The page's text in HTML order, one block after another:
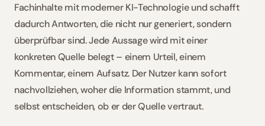
Fachinhalte mit moderner KI-Technologie und schafft
dadurch Antworten, die nicht nur generiert, sondern
überprüfbar sind. Jede Aussage wird mit einer
konkreten Quelle belegt – einem Urteil, einem
Kommentar, einem Aufsatz. Der Nutzer kann sofort
nachvollziehen, woher die Information stammt, und
selbst entscheiden, ob er der Quelle vertraut.